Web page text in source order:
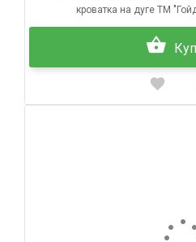
кроватка на дуге ТМ